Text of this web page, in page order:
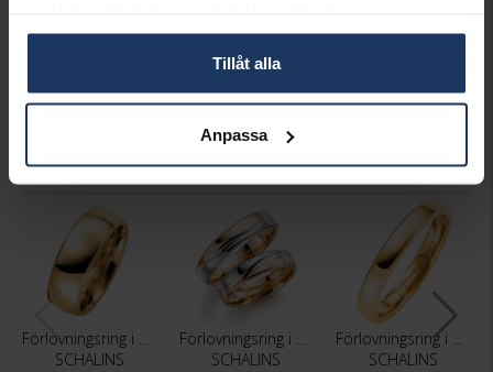
Tillåt alla
Anpassa
ÄDELMETALL
18K Gold
6.20
vitt guld.
Matchande produkter och andra varianter
Förlovningsring i 18K guld 7mm
SCHALINS
Förlovningsring i 18K guld tvåfärgad 5mm
SCHALINS
Förlovningsring i 18K guld 3mm
SCHALINS